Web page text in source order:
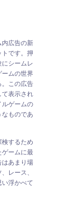
広告の新
です。押
シームレ
ムの世界
この広告
表示され
ゲームの
ものであ
するため
ームに最
はあまり場
レース、
浮かべて